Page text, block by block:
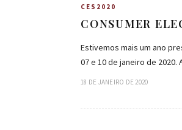
CES2020
CONSUMER
Estivemos mais um ano
07 e 10 de janeiro de
18 DE JANEIRO DE 2020